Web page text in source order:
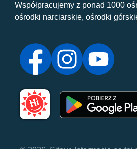
Współpracujemy z ponad 1000
ośrodki narciarskie, ośrodki